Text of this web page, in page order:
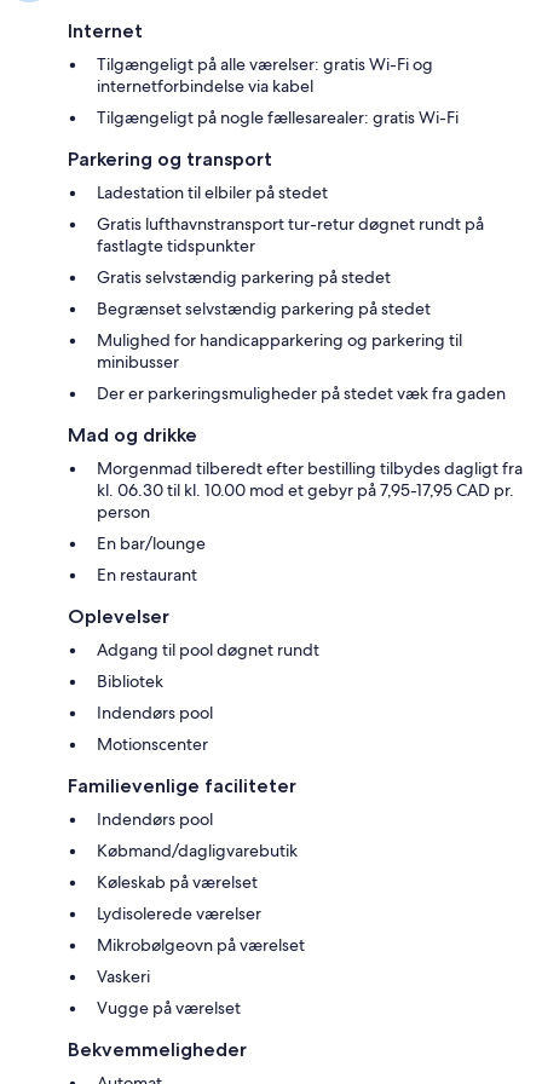
Internet
Tilgængeligt på alle værelser: gratis Wi-Fi og
internetforbindelse via kabel
Tilgængeligt på nogle fællesarealer: gratis Wi-Fi
Parkering og transport
Ladestation til elbiler på stedet
Gratis lufthavnstransport tur-retur døgnet rundt på
fastlagte tidspunkter
Gratis selvstændig parkering på stedet
Begrænset selvstændig parkering på stedet
Mulighed for handicapparkering og parkering til
minibusser
Der er parkeringsmuligheder på stedet væk fra gaden
Mad og drikke
Morgenmad tilberedt efter bestilling tilbydes dagligt fra
kl. 06.30 til kl. 10.00 mod et gebyr på 7,95-17,95 CAD pr.
person
En bar/lounge
En restaurant
Oplevelser
Adgang til pool døgnet rundt
Bibliotek
Indendørs pool
Motionscenter
Familievenlige faciliteter
Indendørs pool
Købmand/dagligvarebutik
Køleskab på værelset
Lydisolerede værelser
Mikrobølgeovn på værelset
Vaskeri
Vugge på værelset
Bekvemmeligheder